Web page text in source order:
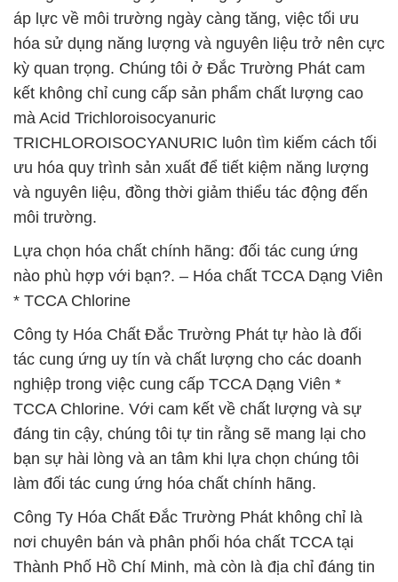
áp lực về môi trường ngày càng tăng, việc tối ưu
hóa sử dụng năng lượng và nguyên liệu trở nên cực
kỳ quan trọng. Chúng tôi ở Đắc Trường Phát cam
kết không chỉ cung cấp sản phẩm chất lượng cao
mà Acid Trichloroisocyanuric
TRICHLOROISOCYANURIC luôn tìm kiếm cách tối
ưu hóa quy trình sản xuất để tiết kiệm năng lượng
và nguyên liệu, đồng thời giảm thiểu tác động đến
môi trường.
Lựa chọn hóa chất chính hãng: đối tác cung ứng
nào phù hợp với bạn?. – Hóa chất TCCA Dạng Viên
* TCCA Chlorine
Công ty Hóa Chất Đắc Trường Phát tự hào là đối
tác cung ứng uy tín và chất lượng cho các doanh
nghiệp trong việc cung cấp TCCA Dạng Viên *
TCCA Chlorine. Với cam kết về chất lượng và sự
đáng tin cậy, chúng tôi tự tin rằng sẽ mang lại cho
bạn sự hài lòng và an tâm khi lựa chọn chúng tôi
làm đối tác cung ứng hóa chất chính hãng.
Công Ty Hóa Chất Đắc Trường Phát không chỉ là
nơi chuyên bán và phân phối hóa chất TCCA tại
Thành Phố Hồ Chí Minh, mà còn là địa chỉ đáng tin